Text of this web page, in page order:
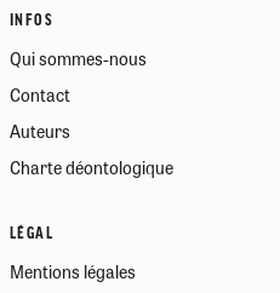
INFOS
Qui sommes-nous
Contact
Auteurs
Charte déontologique
LÉGAL
Mentions légales